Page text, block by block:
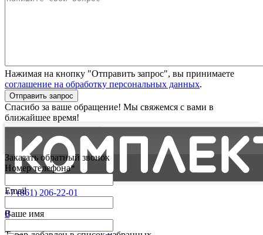
Нажимая на кнопку "Отправить запрос", вы принимаете
соглашение на обработку персональных данных.
Отправить запрос
Спасибо за ваше обращение! Мы свяжемся с вами в
ближайшее время!
+7 (861) 206-22-01
0
Заказать обратный звонок
Номер телефона*
Email
Ваше имя